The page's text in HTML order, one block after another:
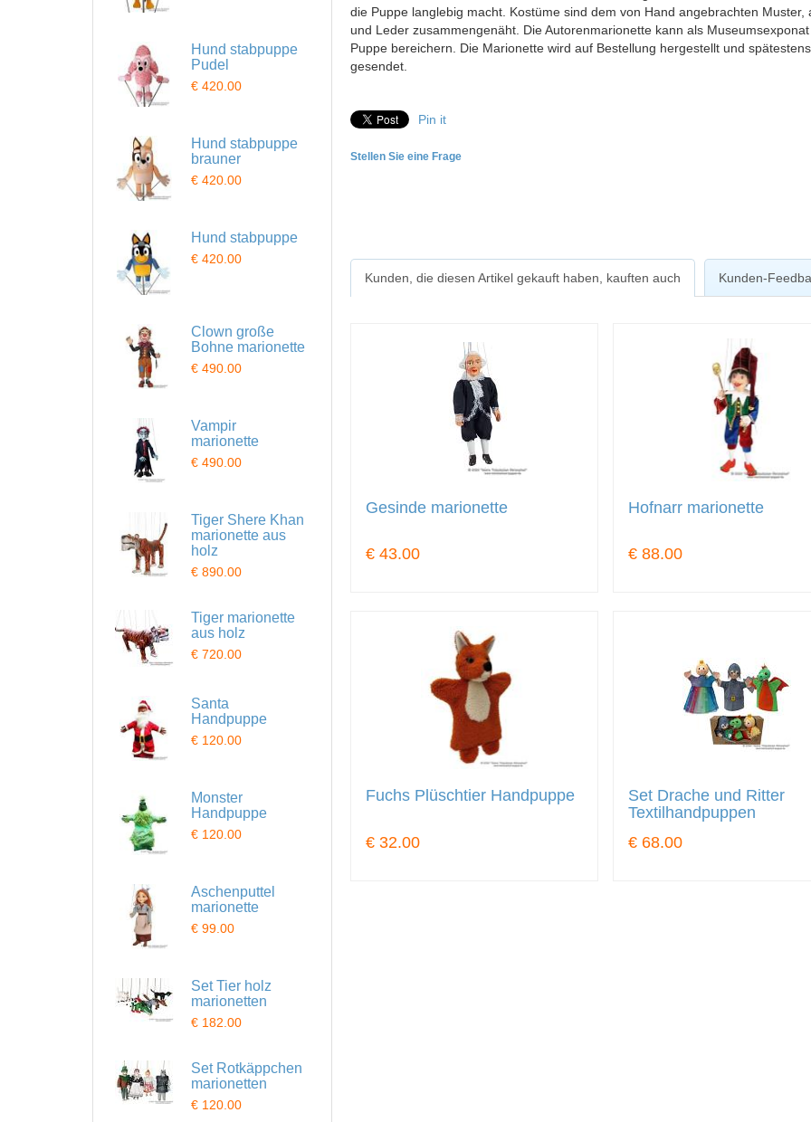
die Puppe langlebig macht. Kostüme sind dem von Hand angebrachten
und Leder zusammengenäht. Die Autorenmarionette kann als
Puppe bereichern. Die Marionette wird auf Bestellung hergestellt und
gesendet.
Pin it
Stellen Sie eine Frage
Kunden, die diesen Artikel gekauft haben, kauften auch Kunden-
Gesinde marionette
€ 43.00
Hofnarr marionette
€ 88.00
Fuchs Plüschtier Handpuppe
€ 32.00
Set Drache und Ritter
Textilhandpuppen
€ 68.00
Hund stabpuppe
Pudel
€ 420.00
Hund stabpuppe
brauner
€ 420.00
Hund stabpuppe
€ 420.00
Clown große
Bohne marionette
€ 490.00
Vampir
marionette
€ 490.00
Tiger Shere Khan
marionette aus
holz
€ 890.00
Tiger marionette
aus holz
€ 720.00
Santa
Handpuppe
€ 120.00
Monster
Handpuppe
€ 120.00
Aschenputtel
marionette
€ 99.00
Set Tier holz
marionetten
€ 182.00
Set Rotkäppchen
marionetten
€ 120.00